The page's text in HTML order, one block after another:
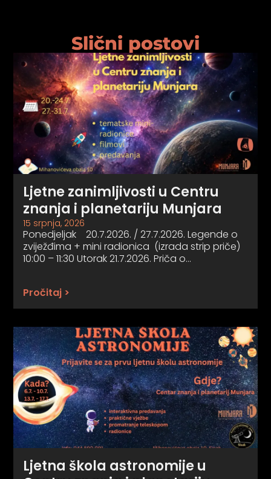
Slični postovi
Ljetne zanimljivosti u Centru
znanja i planetariju Munjara
15 srpnja, 2026
Ponedjeljak 20.7.2026. / 27.7.2026. Legende o
zviježđima + mini radionica (izrada strip priče)
10:00 – 11:30 Utorak 21.7.2026. Priča o…
Pročitaj >
Ljetna škola astronomije u